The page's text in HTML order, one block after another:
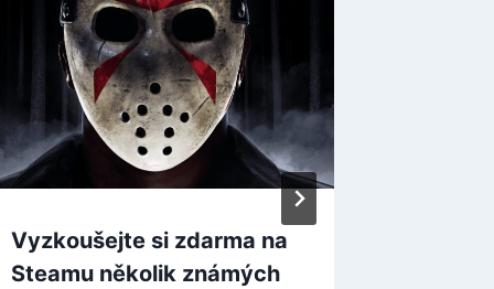
Vyzkoušejte si zdarma na
Steamu několik známých